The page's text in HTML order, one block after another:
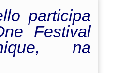
participa
Festival
na